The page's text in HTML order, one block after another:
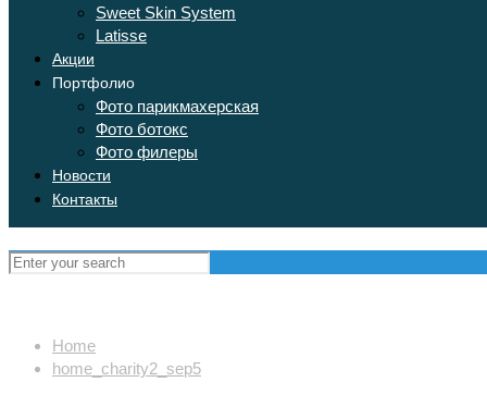
Sweet Skin System
Latisse
Акции
Портфолио
Фото парикмахерская
Фото ботокс
Фото филеры
Новости
Контакты
Home
home_charity2_sep5